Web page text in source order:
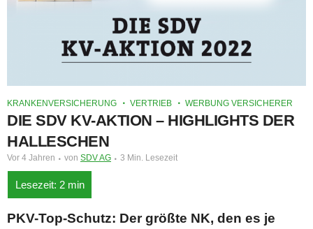
KRANKENVERSICHERUNG VERTRIEB WERBUNG VERSICHERER
DIE SDV KV-AKTION – HIGHLIGHTS DER
HALLESCHEN
Vor 4 Jahren von SDV AG 3 Min. Lesezeit
PKV-Top-Schutz: Der größte NK, den es je